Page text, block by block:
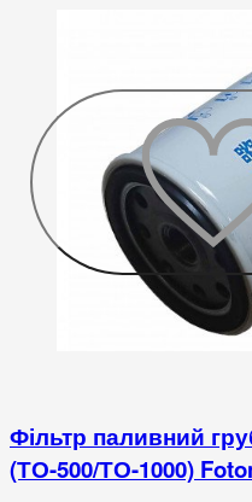
Фільтр паливний
(ТО-500/ТО-1000)